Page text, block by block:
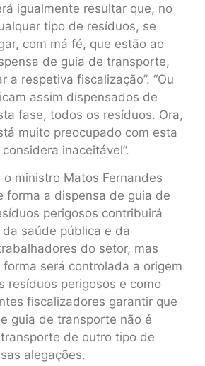
igualmente resultar que, no
tipo de resíduos, se
com má fé, que estão ao
de guia de transporte,
a respetiva fiscalização”. “Ou
assim dispensados de
fase, todos os resíduos. Ora,
muito preocupado com esta
inaceitável”.
o ministro Matos Fernandes
forma a dispensa de guia de
perigosos contribuirá
saúde pública e da
do setor, mas
será controlada a origem
resíduos perigosos e como
fiscalizadores garantir que
guia de transporte não é
de outro tipo de
alegações.